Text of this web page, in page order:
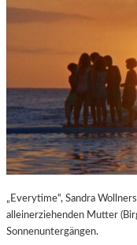
„Everytime“, Sandra
alleinerziehenden Mutter
Sonnenuntergängen.